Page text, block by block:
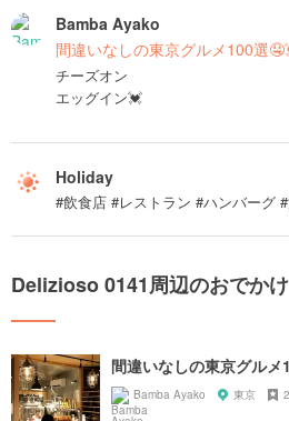
Bamba Ayako
間違いなしの東京グルメ100選
チーズオン
エッグイン💓
Holiday
#飲食店 #レストラン #ハンバーグ
Delizioso 0141周辺のおでか
間違いなしの東京グルメ
Bamba Ayako 東京